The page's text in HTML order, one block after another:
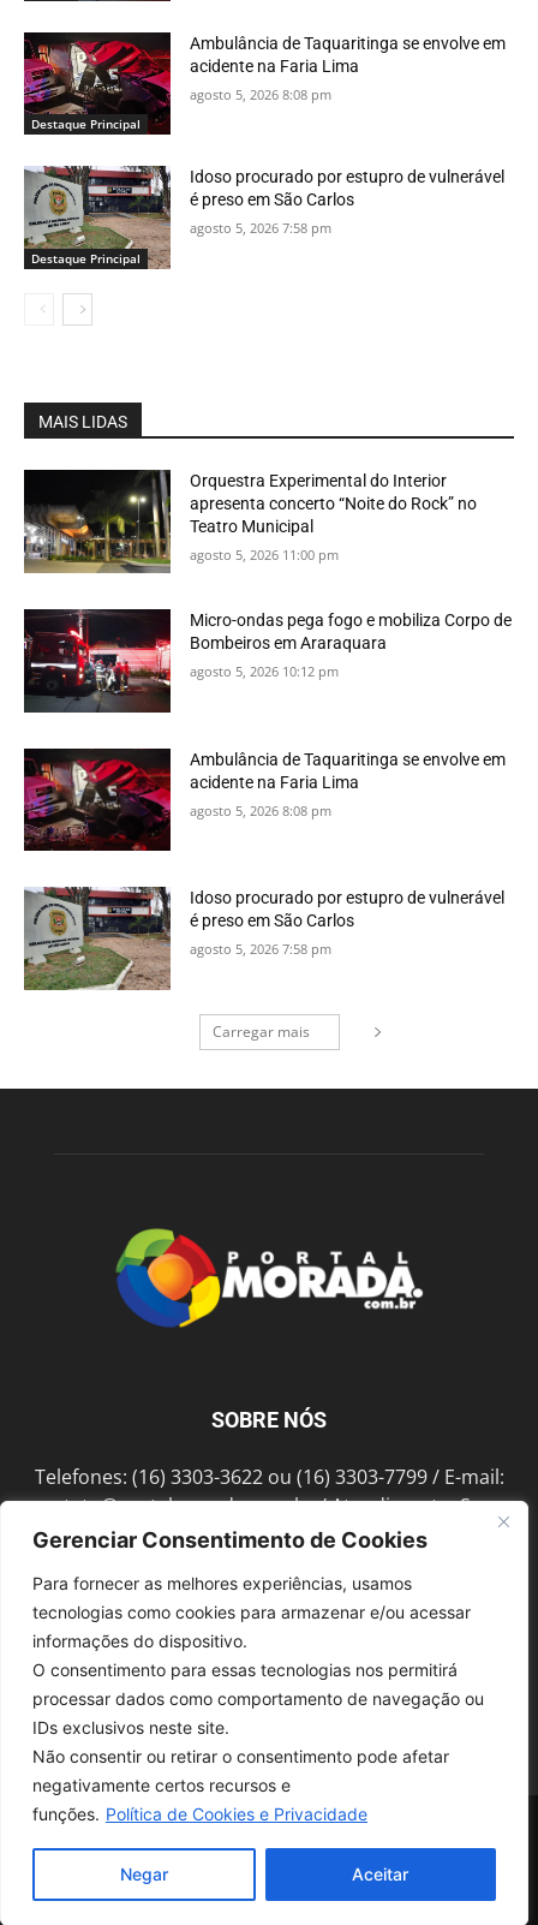
Gerenciar Consentimento de Cookies
Para fornecer as melhores experiências, usamos
tecnologias como cookies para armazenar e/ou acessar
informações do dispositivo.
O consentimento para essas tecnologias nos permitirá
processar dados como comportamento de navegação ou
IDs exclusivos neste site.
Não consentir ou retirar o consentimento pode afetar
negativamente certos recursos e
funções. Política de Cookies e Privacidade
Negar Aceitar
Destaque Principal
Ambulância de Taquaritinga se envolve em
acidente na Faria Lima
agosto 5, 2026 8:08 pm
Destaque Principal
Idoso procurado por estupro de vulnerável
é preso em São Carlos
agosto 5, 2026 7:58 pm
MAIS LIDAS
Orquestra Experimental do Interior
apresenta concerto “Noite do Rock” no
Teatro Municipal
agosto 5, 2026 11:00 pm
Micro-ondas pega fogo e mobiliza Corpo de
Bombeiros em Araraquara
agosto 5, 2026 10:12 pm
Ambulância de Taquaritinga se envolve em
acidente na Faria Lima
agosto 5, 2026 8:08 pm
Idoso procurado por estupro de vulnerável
é preso em São Carlos
agosto 5, 2026 7:58 pm
Carregar mais
SOBRE NÓS
Telefones: (16) 3303-3622 ou (16) 3303-7799 / E-mail:
contato@portalmorada.com.br/ Atendimento: Seg a
Sex das 8h às 18h / Endereço: Av. Bento de Abreu, 889
SIGA-NOS
© 1997-2022, GRUPO ROBERTO MONTORO É proibida a reprodução do
conteúdo em qualquer meio de comunicação, eletrônico ou impresso,
Desenvolvido pelaSoloWeb.com.br